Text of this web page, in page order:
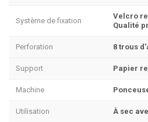
Système de fixation
Velcro
Qualité
Perforation 8 trous
Support Papier
Machine
Utilisation À sec